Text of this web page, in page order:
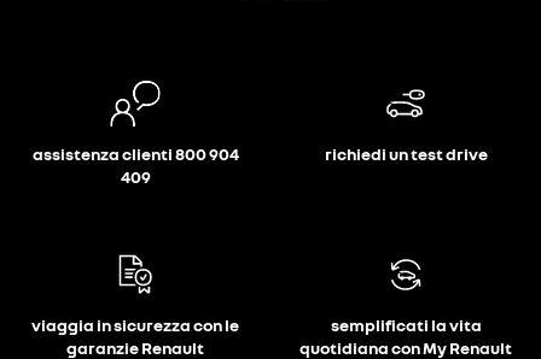
assistenza clienti 800 904
409
richiedi un test drive
viaggia in sicurezza con le
garanzie Renault
semplificati la vita
quotidiana con My Renault